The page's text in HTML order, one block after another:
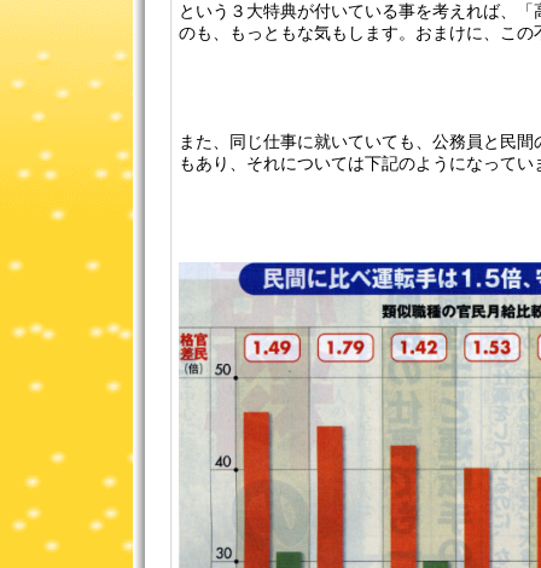
という３大特典が付いている事を考えれば、
のも、もっともな気もします。おまけに、こ
また、同じ仕事に就いていても、公務員と民
もあり、それについては下記のようになってい